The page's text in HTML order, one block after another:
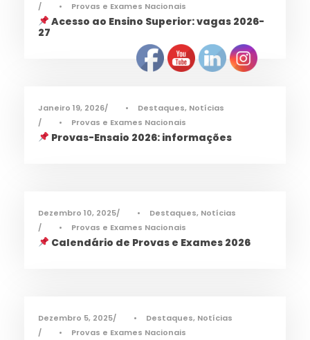
•
Provas e Exames Nacionais
Acesso ao Ensino Superior: vagas 2026-
27
Janeiro 19, 2026 • Destaques, Notícias
•
Provas e Exames Nacionais
Provas-Ensaio 2026: informações
Dezembro 10, 2025 • Destaques, Notícias
•
Provas e Exames Nacionais
Calendário de Provas e Exames 2026
Dezembro 5, 2025 • Destaques, Notícias
•
Provas e Exames Nacionais